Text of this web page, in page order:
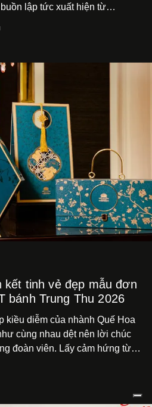
lập tức xuất hiện từ
chỉ dành cho cha của Lionel
phi thường nhất mà bóng đá
kết tinh vẻ đẹp mẫu đơn
bánh Trung Thu 2026
kiều diễm của nhành Quế Hoa
cùng nhau dệt nên lời chúc
đoàn viên. Lấy cảm hứng từ
quà truyền thống vào bộ sưu